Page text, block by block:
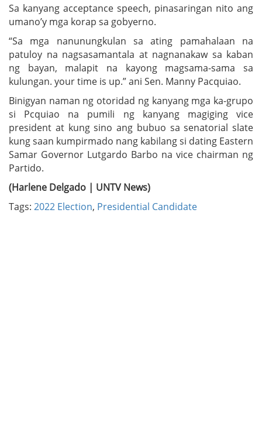
Sa kanyang acceptance speech, pinasaringan nito ang
umano’y mga korap sa gobyerno.
“Sa mga nanunungkulan sa ating pamahalaan na
patuloy na nagsasamantala at nagnanakaw sa kaban
ng bayan, malapit na kayong magsama-sama sa
kulungan. your time is up.” ani Sen. Manny Pacquiao.
Binigyan naman ng otoridad ng kanyang mga ka-grupo
si Pcquiao na pumili ng kanyang magiging vice
president at kung sino ang bubuo sa senatorial slate
kung saan kumpirmado nang kabilang si dating Eastern
Samar Governor Lutgardo Barbo na vice chairman ng
Partido.
(Harlene Delgado | UNTV News)
Tags: 2022 Election, Presidential Candidate